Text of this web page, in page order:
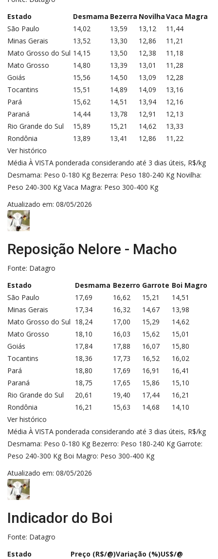
Estado
Desmama Bezerra NovilhaVaca Magra
São Paulo
14,02 13,59 13,12
11,44
Minas Gerais
13,52 13,30 12,86
11,21
Mato Grosso do Sul 14,15 13,50 12,38
11,18
Mato Grosso
14,80 13,39 13,01
11,28
Goiás
15,56 14,50 13,09
12,28
Tocantins
15,51 14,89 14,09
13,16
Pará
15,62 14,51 13,94
12,16
Paraná
14,44 13,78 12,91
12,13
Rio Grande do Sul
15,89 15,21 14,62
13,33
Rondônia
13,89 13,41 12,86
11,22
Ver histórico
Média À VISTA ponderada considerando até 3 dias úteis, R$/kg
Desmama: Peso 0-180 Kg Bezerra: Peso 180-240 Kg Novilha:
Peso 240-300 Kg Vaca Magra: Peso 300-400 Kg
Atualizado em: 08/05/2026
Reposição Nelore - Macho
Fonte: Datagro
Estado
Desmama Bezerro Garrote Boi Magro
São Paulo
17,69 16,62 15,21
14,51
Minas Gerais
17,34 16,32 14,67
13,98
Mato Grosso do Sul 18,24 17,00 15,29
14,62
Mato Grosso
18,10 16,03 15,62
15,01
Goiás
17,84 17,88 16,07
15,80
Tocantins
18,36 17,73 16,52
16,02
Pará
18,80 17,69 16,91
16,41
Paraná
18,75 17,65 15,86
15,10
Rio Grande do Sul
20,61 19,40 17,44
16,21
Rondônia
16,21 15,63 14,68
14,10
Ver histórico
Média À VISTA ponderada considerando até 3 dias úteis, R$/kg
Desmama: Peso 0-180 Kg Bezerro: Peso 180-240 Kg Garrote:
Peso 240-300 Kg Boi Magro: Peso 300-400 Kg
Atualizado em: 08/05/2026
Indicador do Boi
Fonte: Datagro
Estado
Preço (R$/@)Variação (%)US$/@